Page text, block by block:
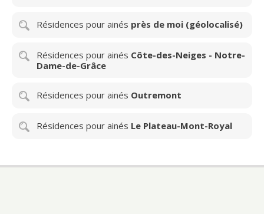
Résidences pour ainés près de moi (géolocalisé)
Résidences pour ainés Côte-des-Neiges - Notre-
Dame-de-Grâce
Résidences pour ainés Outremont
Résidences pour ainés Le Plateau-Mont-Royal